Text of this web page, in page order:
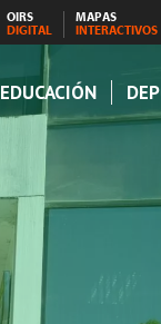
OIRS
DIGITAL
MAPAS
INTERACTIVOS
EDUCACIÓN